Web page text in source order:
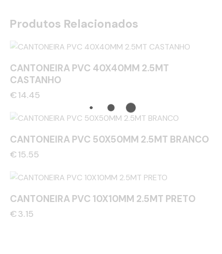
Produtos Relacionados
CANTONEIRA PVC 40X40MM 2.5MT
CASTANHO
€14.45
CANTONEIRA PVC 50X50MM 2.5MT BRANCO
€15.55
CANTONEIRA PVC 10X10MM 2.5MT PRETO
€3.15